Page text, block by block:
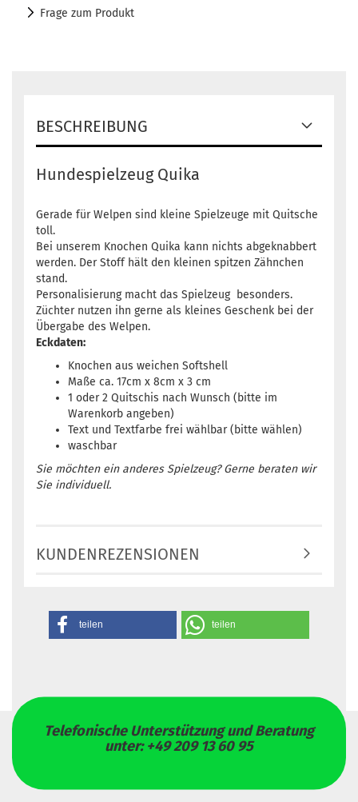
Frage zum Produkt
BESCHREIBUNG
Hundespielzeug Quika
Gerade für Welpen sind kleine Spielzeuge mit Quitsche
toll.
Bei unserem Knochen Quika kann nichts abgeknabbert
werden. Der Stoff hält den kleinen spitzen Zähnchen
stand.
Personalisierung macht das Spielzeug besonders.
Züchter nutzen ihn gerne als kleines Geschenk bei der
Übergabe des Welpen.
Eckdaten:
Knochen aus weichen Softshell
Maße ca. 17cm x 8cm x 3 cm
1 oder 2 Quitschis nach Wunsch (bitte im
Warenkorb angeben)
Text und Textfarbe frei wählbar (bitte wählen)
waschbar
Sie möchten ein anderes Spielzeug? Gerne beraten wir
Sie individuell.
KUNDENREZENSIONEN
teilen teilen
Telefonische Unterstützung und Beratung
unter: +49 209 13 60 95